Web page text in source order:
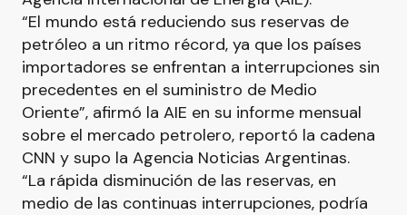
“El mundo está reduciendo sus reservas de
petróleo a un ritmo récord, ya que los países
importadores se enfrentan a interrupciones sin
precedentes en el suministro de Medio
Oriente”, afirmó la AIE en su informe mensual
sobre el mercado petrolero, reportó la cadena
CNN y supo la Agencia Noticias Argentinas.
“La rápida disminución de las reservas, en
medio de las continuas interrupciones, podría